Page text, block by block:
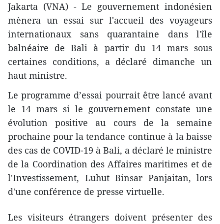
Jakarta (VNA) - Le gouvernement indonésien
mènera un essai sur l'accueil des voyageurs
internationaux sans quarantaine dans l'île
balnéaire de Bali à partir du 14 mars sous
certaines conditions, a déclaré dimanche un
haut ministre.
Le programme d’essai pourrait être lancé avant
le 14 mars si le gouvernement constate une
évolution positive au cours de la semaine
prochaine pour la tendance continue à la baisse
des cas de COVID-19 à Bali, a déclaré le ministre
de la Coordination des Affaires maritimes et de
l'Investissement, Luhut Binsar Panjaitan, lors
d'une conférence de presse virtuelle.
Les visiteurs étrangers doivent présenter des